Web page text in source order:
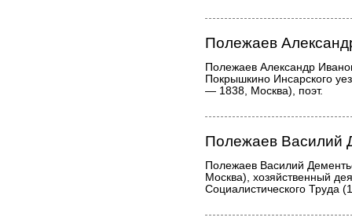
Полежаев
Полежаев Александр
Покрышкино Инсарского
— 1838, Москва), поэт.
Полежаев Василий
Полежаев Василий
Москва), хозяйственный
Социалистического Труда